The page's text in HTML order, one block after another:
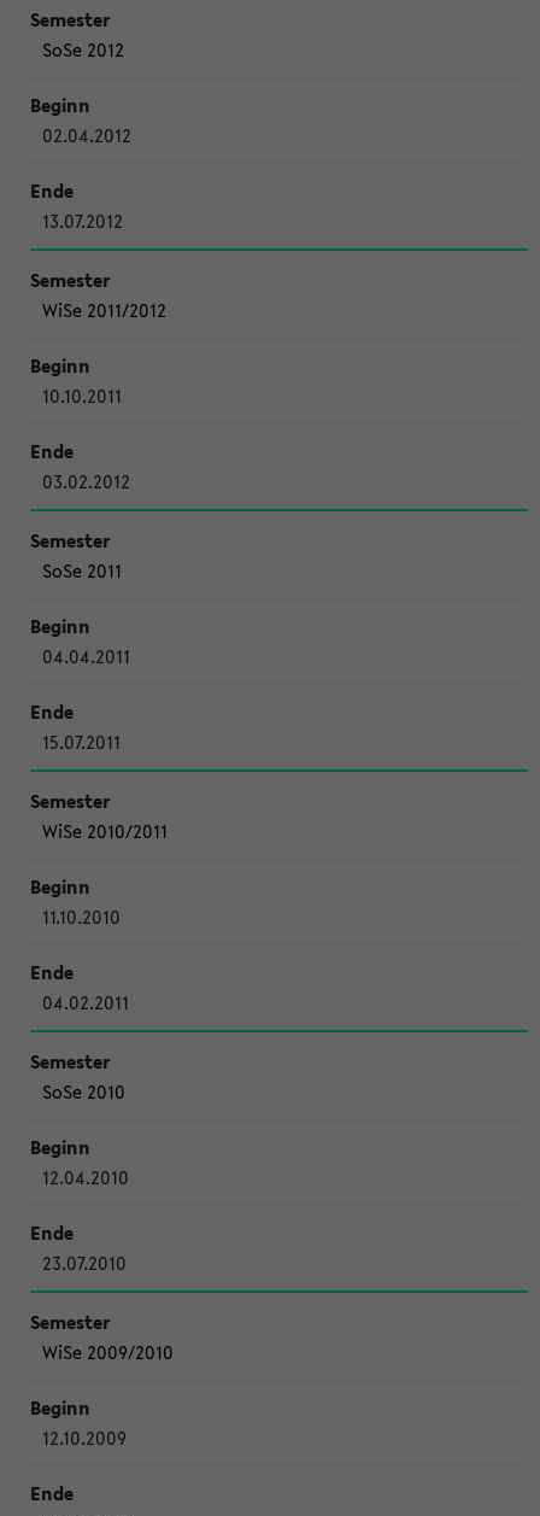
SoSe 2012
02.04.2012
13.07.2012
WiSe 2011/2012
10.10.2011
03.02.2012
SoSe 2011
04.04.2011
15.07.2011
WiSe 2010/2011
11.10.2010
04.02.2011
SoSe 2010
12.04.2010
23.07.2010
WiSe 2009/2010
12.10.2009